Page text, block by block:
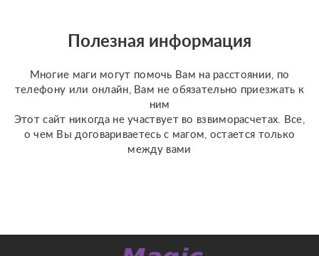
связей с людьми или
прошлыми ситуациями. °
Полезная информация
Многие маги могут помочь Вам на расстоянии, по
телефону или онлайн, Вам не обязательно приезжать к
ним
Этот сайт никогда не участвует во взвиморасчетах. Все,
о чем Вы договариваетесь с магом, остается только
между вами